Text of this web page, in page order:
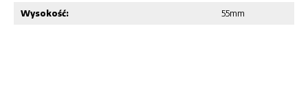
Wysokość: 55mm